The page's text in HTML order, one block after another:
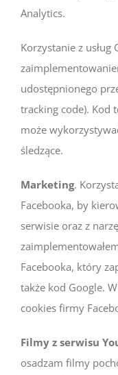
Analytics.
Korzystanie z usług
udostępnionego
tracking code). Kod
może
śledzące.
Marketing.
Facebooka, by
serwisie oraz z
Facebooka, który
także kod Google.
cookies firmy
Filmy z serwisu
osadzam filmy